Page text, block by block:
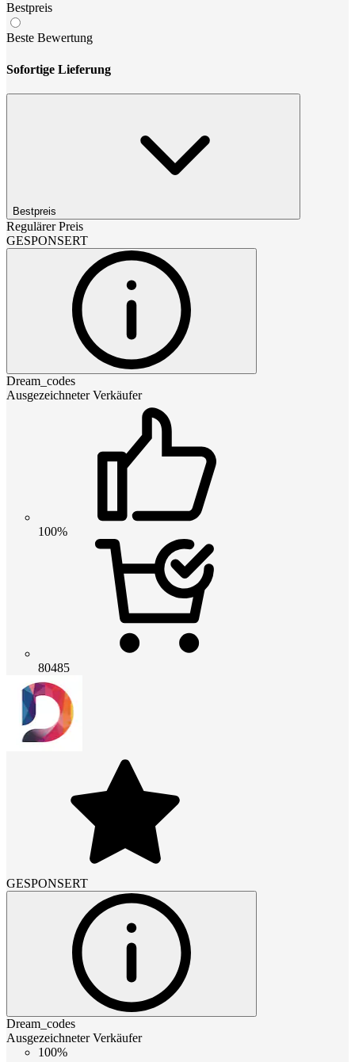
Bestpreis
Beste Bewertung
Sofortige Lieferung
Bestpreis
Regulärer Preis
GESPONSERT
Dream_codes
Ausgezeichneter Verkäufer
100%
80485
GESPONSERT
Dream_codes
Ausgezeichneter Verkäufer
100%